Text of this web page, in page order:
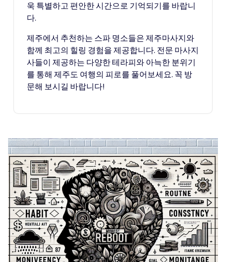
욱 특별하고 편안한 시간으로 기억되기를 바랍니
다.
제주에서 추천하는 스파 명소들은 제주마사지와
함께 최고의 힐링 경험을 제공합니다. 전문 마사지
사들이 제공하는 다양한 테라피와 아늑한 분위기
를 통해 제주도 여행의 피로를 풀어보세요. 꼭 방
문해 보시길 바랍니다!